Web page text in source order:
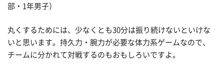
部・1年男子）
丸くするためには、少なくとも30分は振り続けないといけな
いと思います。持久力・腕力が必要な体力系ゲームなので、
チームに分かれて対戦するのもおもしろいですよ。